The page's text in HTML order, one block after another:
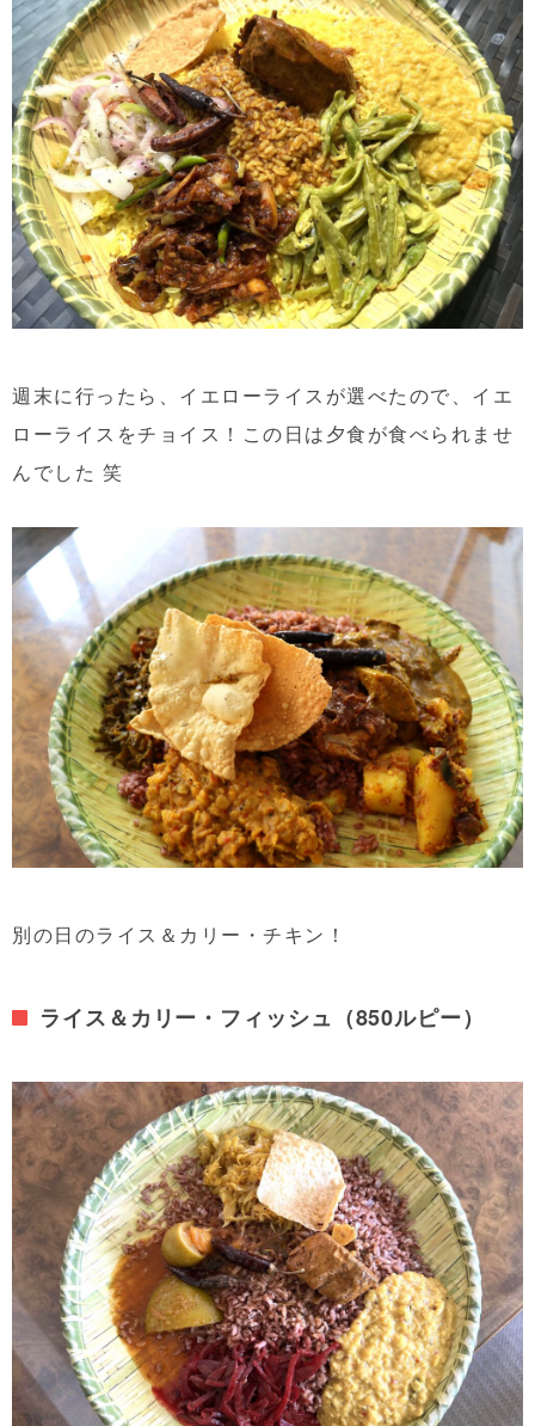
週末に行ったら、イエローライスが選べたので、イエ
ローライスをチョイス！この日は夕食が食べられませ
んでした 笑
別の日のライス＆カリー・チキン！
ライス＆カリー・フィッシュ（850ルピー）